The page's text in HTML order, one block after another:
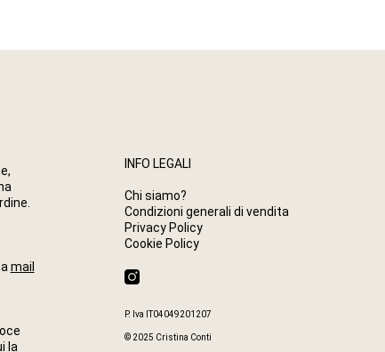
mail
la
INFO LEGALI
Chi siamo?
Condizioni generali di vendita
Privacy Policy
Cookie Policy
c
e
b
a
t
s
P. Iva IT04049201207
© 2025 Cristina Conti